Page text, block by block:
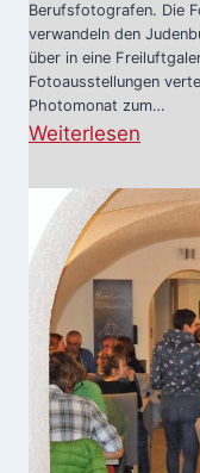
Berufsfotografen. Die
verwandeln den
über in eine
Fotoausstellungen
Photomonat zum…
Weiterlesen
h
o
o
m
o
n
a